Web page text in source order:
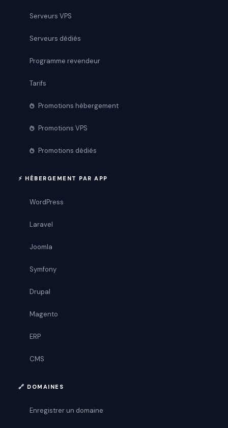
Serveurs VPS
Serveurs dédiés
Programme revendeur
Tarifs
Promotions hébergement
Promotions VPS
Promotions dédiés
⚡ HÉBERGEMENT PAR APP
WordPress
Laravel
Joomla
Symfony
Drupal
Magento
ERP
CMS
🔗 DOMAINES
Enregistrer un domaine